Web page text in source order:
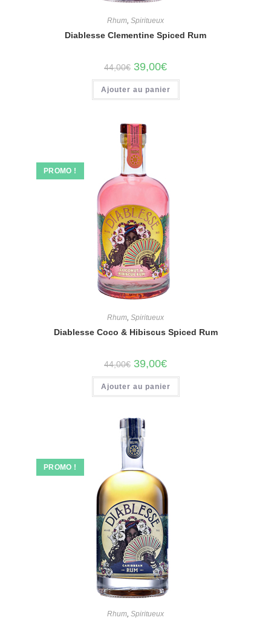
Rhum, Spiritueux
Diablesse Clementine Spiced Rum
44,00€ Le
prix
initial
était :
44,00€.
39,00€Le
actuel
est :
39,00€.
Ajouter au panier
PROMO !
Rhum Spiritueux
Diablesse Coco & Hibiscus Spiced Rum
44,00€ Le
prix
initial
était :
44,00€.
39,00€Le
prix
actuel
est :
39,00€.
Ajouter au panier
PROMO !
Rhum, Spiritueux